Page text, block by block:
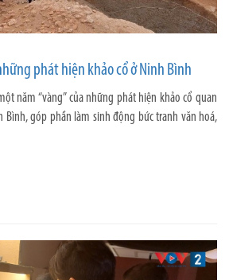
phát hiện khảo cổ ở Ninh Bình
năm “vàng” của những phát hiện khảo cổ quan
góp phần làm sinh động bức tranh văn hoá,